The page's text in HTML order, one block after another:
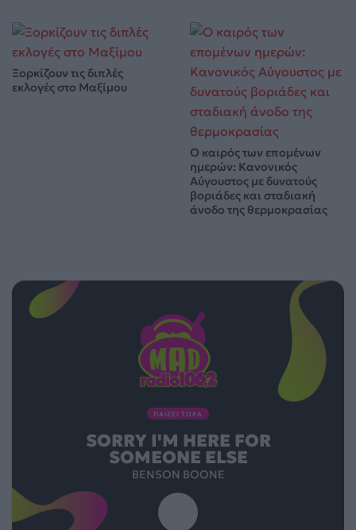
Ξορκίζουν τις διπλές
εκλογές στο Μαξίμου
Ο καιρός των επομένων
ημερών: Κανονικός
Αύγουστος με δυνατούς
βοριάδες και σταδιακή
άνοδο της θερμοκρασίας
ΠΑΙΖΕΙ ΤΩΡΑ
SORRY I'M HERE FOR
SOMEONE ELSE
BENSON BOONE